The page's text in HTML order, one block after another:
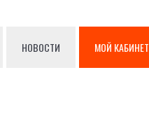
НОВОСТИ МОЙ КАБИНЕТ